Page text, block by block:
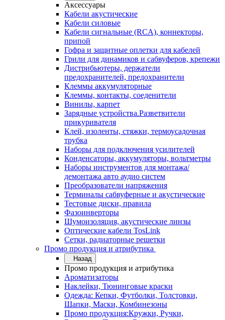
Аксессуары
Кабели акустические
Кабели силовые
Кабели сигнальные (RCA), коннекторы,
припой
Гофра и защитные оплетки для кабелей
Грили для динамиков и сабвуферов, крепежи
Дистрибьютеры, держатели
предохранителей, предохранители
Клеммы аккумуляторные
Клеммы, контакты, соеденители
Винилы, карпет
Зарядные устройства.Разветвители
прикуривателя
Клей, изоленты, стяжки, термоусадочная
трубка
Наборы для подключения усилителей
Конденсаторы, аккумуляторы, вольтметры
Наборы инструментов для монтажа/
демонтажа авто аудио систем
Преобразователи напряжения
Терминалы сабвуферные и акустические
Тестовые диски, правила
Фазоинверторы
Шумоизоляция, акустические линзы
Оптические кабели TosLink
Сетки, радиаторные решетки
Промо продукция и атрибутика
Назад
Промо продукция и атрибутика
Ароматизаторы
Наклейки, Тюнинговые краски
Одежда: Кепки, Футболки, Толстовки,
Шапки, Маски, Комбинезоны
Промо продукция:Кружки, Ручки,